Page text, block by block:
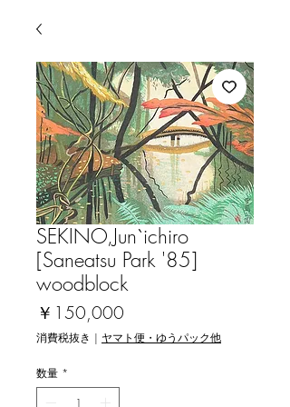
SEKINO,Jun`ichiro
[Saneatsu Park '85]
woodblock
￥150,000
格
消費税抜き | ヤマト便・ゆうパック他
数量 *